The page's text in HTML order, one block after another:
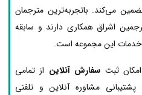
می‌کند. باتجربه‌ترین مترجمان
اشراق همکاری دارند و سابقه
خدمات این مجموعه است.
ثبت سفارش آنلاین از تمامی
مشاوره آنلاین و تلفنی